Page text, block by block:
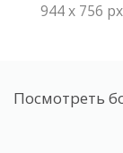
944 x 756 px
Посмотреть